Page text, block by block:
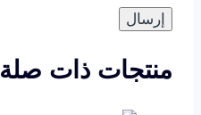
منتجات ذات صلة